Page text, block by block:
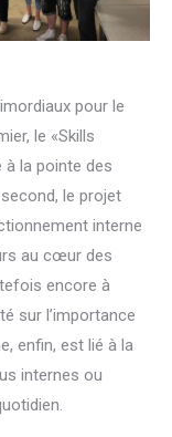
pour le
le «Skills
à la pointe des
le projet
interne
au cœur des
encore à
sur l’importance
enfin, est lié à la
internes ou